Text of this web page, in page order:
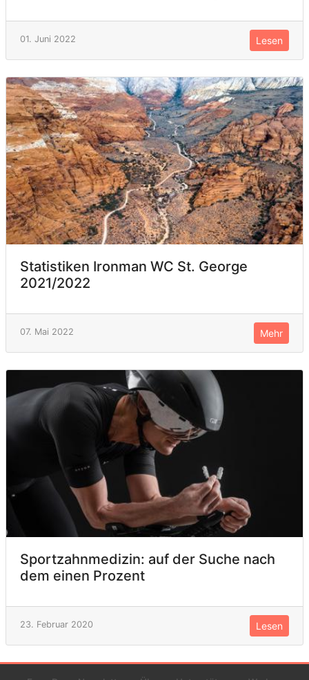
01. Juni 2022 Lesen
Statistiken Ironman WC St. George
2021/2022
07. Mai 2022 Mehr
Sportzahnmedizin: auf der Suche nach
dem einen Prozent
23. Februar 2020 Lesen